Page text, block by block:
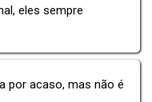
eles sempre
por acaso, mas não é